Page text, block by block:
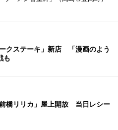
クステーキ」新店 「漫画のよう
も
橋リリカ」屋上開放 当日レシー